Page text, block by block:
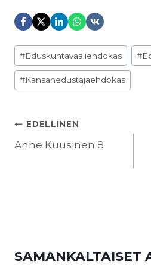
Avainsanat:
#Eduskuntavaaliehdokas #
#Kansanedustajaehdokas
ARTIKKELIEN
SELAUS
EDELLINEN
Anne Kuusinen 8
SAMANKALTAISET